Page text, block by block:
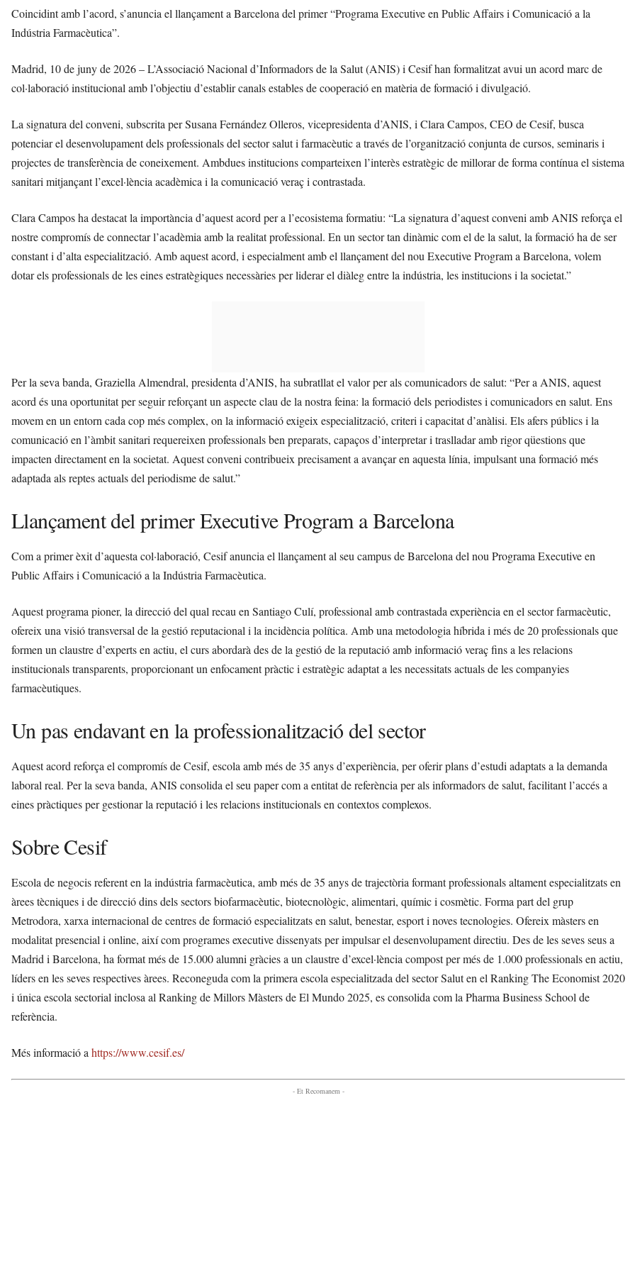
Coincidint amb l’acord, s’anuncia el llançament a Barcelona del primer “Programa Executive en Public Affairs i Comunicació a la
Indústria Farmacèutica”.
Madrid, 10 de juny de 2026 – L’Associació Nacional d’Informadors de la Salut (ANIS) i Cesif han formalitzat avui un acord marc de
col·laboració institucional amb l’objectiu d’establir canals estables de cooperació en matèria de formació i divulgació.
La signatura del conveni, subscrita per Susana Fernández Olleros, vicepresidenta d’ANIS, i Clara Campos, CEO de Cesif, busca
potenciar el desenvolupament dels professionals del sector salut i farmacèutic a través de l’organització conjunta de cursos, seminaris i
projectes de transferència de coneixement. Ambdues institucions comparteixen l’interès estratègic de millorar de forma contínua el sistema
sanitari mitjançant l’excel·lència acadèmica i la comunicació veraç i contrastada.
Clara Campos ha destacat la importància d’aquest acord per a l’ecosistema formatiu: “La signatura d’aquest conveni amb ANIS reforça el
nostre compromís de connectar l’acadèmia amb la realitat professional. En un sector tan dinàmic com el de la salut, la formació ha de ser
constant i d’alta especialització. Amb aquest acord, i especialment amb el llançament del nou Executive Program a Barcelona, volem
dotar els professionals de les eines estratègiques necessàries per liderar el diàleg entre la indústria, les institucions i la societat.”
Per la seva banda, Graziella Almendral, presidenta d’ANIS, ha subratllat el valor per als comunicadors de salut: “Per a ANIS, aquest
acord és una oportunitat per seguir reforçant un aspecte clau de la nostra feina: la formació dels periodistes i comunicadors en salut. Ens
movem en un entorn cada cop més complex, on la informació exigeix especialització, criteri i capacitat d’anàlisi. Els afers públics i la
comunicació en l’àmbit sanitari requereixen professionals ben preparats, capaços d’interpretar i traslladar amb rigor qüestions que
impacten directament en la societat. Aquest conveni contribueix precisament a avançar en aquesta línia, impulsant una formació més
adaptada als reptes actuals del periodisme de salut.”
Llançament del primer Executive Program a Barcelona
Com a primer èxit d’aquesta col·laboració, Cesif anuncia el llançament al seu campus de Barcelona del nou Programa Executive en
Public Affairs i Comunicació a la Indústria Farmacèutica.
Aquest programa pioner, la direcció del qual recau en Santiago Culí, professional amb contrastada experiència en el sector farmacèutic,
ofereix una visió transversal de la gestió reputacional i la incidència política. Amb una metodologia híbrida i més de 20 professionals que
formen un claustre d’experts en actiu, el curs abordarà des de la gestió de la reputació amb informació veraç fins a les relacions
institucionals transparents, proporcionant un enfocament pràctic i estratègic adaptat a les necessitats actuals de les companyies
farmacèutiques.
Un pas endavant en la professionalització del sector
Aquest acord reforça el compromís de Cesif, escola amb més de 35 anys d’experiència, per oferir plans d’estudi adaptats a la demanda
laboral real. Per la seva banda, ANIS consolida el seu paper com a entitat de referència per als informadors de salut, facilitant l’accés a
eines pràctiques per gestionar la reputació i les relacions institucionals en contextos complexos.
Sobre Cesif
Escola de negocis referent en la indústria farmacèutica, amb més de 35 anys de trajectòria formant professionals altament especialitzats en
àrees tècniques i de direcció dins dels sectors biofarmacèutic, biotecnològic, alimentari, químic i cosmètic. Forma part del grup
Metrodora, xarxa internacional de centres de formació especialitzats en salut, benestar, esport i noves tecnologies. Ofereix màsters en
modalitat presencial i online, així com programes executive dissenyats per impulsar el desenvolupament directiu. Des de les seves seus a
Madrid i Barcelona, ha format més de 15.000 alumni gràcies a un claustre d’excel·lència compost per més de 1.000 professionals en actiu,
líders en les seves respectives àrees. Reconeguda com la primera escola especialitzada del sector Salut en el Ranking The Economist 2020
i única escola sectorial inclosa al Ranking de Millors Màsters de El Mundo 2025, es consolida com la Pharma Business School de
referència.
Més informació ahttps://www.cesif.es/
- Et Recomanem -